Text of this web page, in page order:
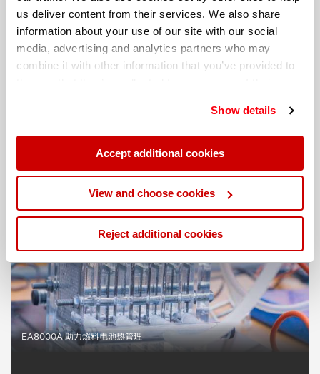
us deliver content from their services. We also share
information about your use of our site with our social
media, advertising and analytics partners who may
combine it with other information that you’ve provided to
Show details
Accept additional cookies
View and choose cookies
Reject additional cookies
EA8000A 助力燃料电池热管理